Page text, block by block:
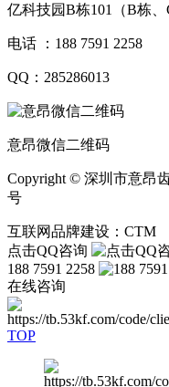
亿科技园B栋101（B栋、
电话 ：188 7591 2258
QQ：285286013
意昂微信二维码
Copyright © 深圳市意昂
号
互联网品牌建设：CTM
点击QQ咨询
188 7591 2258
在线咨询
TOP